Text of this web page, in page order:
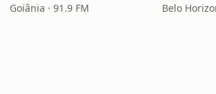
Goiânia · 91.9 FM Belo